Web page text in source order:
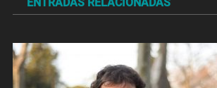
entradas